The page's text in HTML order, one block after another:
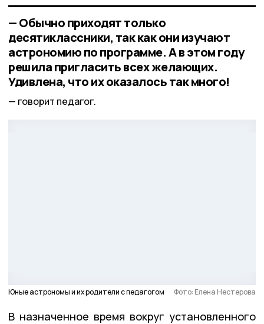
— Обычно приходят только
десятиклассники, так как они изучают
астрономию по программе. А в этом году
решила пригласить всех желающих.
Удивлена, что их оказалось так много!
говорит педагог.
Юные астрономы и их родители с педагогом Фото: Елена Нестерова
В назначенное время вокруг установленного